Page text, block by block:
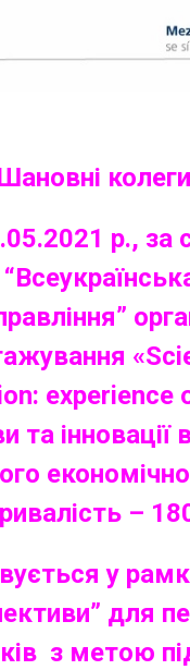
р., за
experience
інновації
–
у
для
з метою